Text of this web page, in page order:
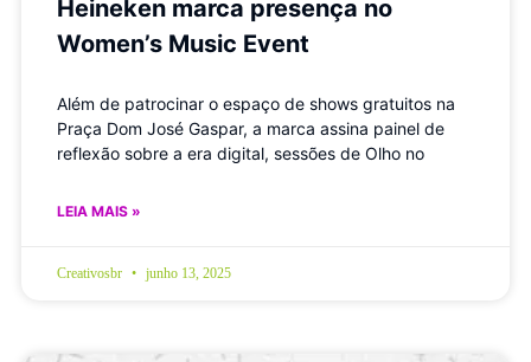
Heineken marca presença no
Women’s Music Event
Além de patrocinar o espaço de shows gratuitos na
Praça Dom José Gaspar, a marca assina painel de
reflexão sobre a era digital, sessões de Olho no
LEIA MAIS »
Creativosbr junho 13, 2025